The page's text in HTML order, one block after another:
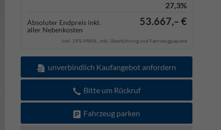
27,3%
Absoluter Endpreis inkl.
aller Nebenkosten
53.667,– €
inkl. 19% MWSt., inkl. Überführung und Fahrzeugpapiere
unverbindlich Kaufangebot anfordern
Bitte um Rückruf
Fahrzeug parken